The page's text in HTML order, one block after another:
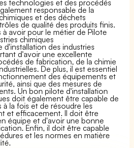
technologies et des procédés
responsable de la
et des déchets
de qualité des produits finis.
avoir pour le métier de Pilote
chimiques
d'installation des industries
d'avoir une excellente
de fabrication, de la chimie
De plus, il est essentiel
des équipements et
ainsi que des mesures de
Un bon pilote d'installation
doit également être capable de
à la fois et de résoudre les
et efficacement. Il doit être
équipe et d'avoir une bonne
Enfin, il doit être capable
et les normes en matière